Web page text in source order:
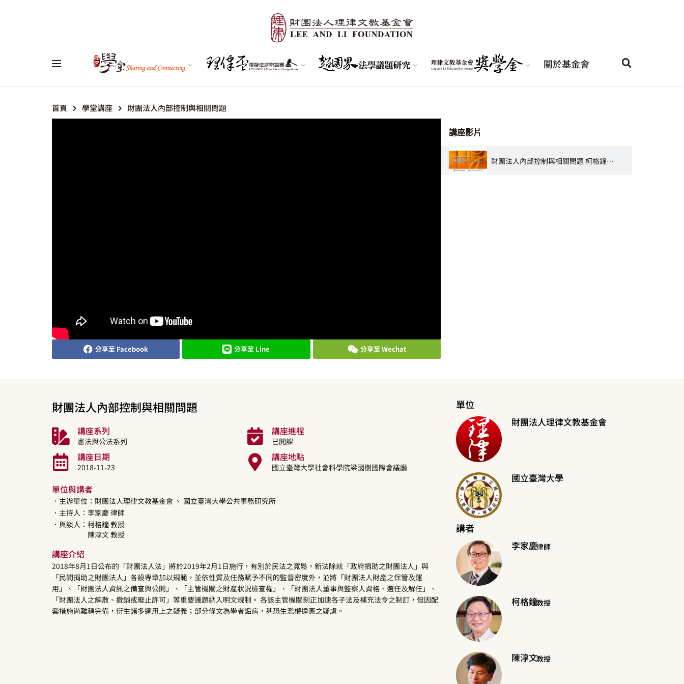
關於基金會
首頁 學堂講座 財團法人內部控制與相關問題
講座影片
財團法人內部控制與相關問題 柯格鐘副教授、陳淳文教授
分享至 Facebook 分享至 Line 分享至 Wechat
財團法人內部控制與相關問題
講座系列
憲法與公法系列
講座進程
已開課
講座日期
2018-11-23
講座地點
國立臺灣大學社會科學院梁國樹國際會議廳
單位與講者
．主辦單位：財團法人理律文教基金會 、 國立臺灣大學公共事務研究所
．主持人： 李家慶律師
．與談人： 柯格鐘教授
陳淳文教授
講座介紹
2018年8月1日公布的「財團法人法」將於2019年2月1日施行，有別於民法之寬鬆，新法除就「政府捐助之財團法人」與
「民間捐助之財團法人」各設專章加以規範，並依性質及任務賦予不同的監督密度外，並將「財團法人財產之保管及運
用」、「財團法人資訊之備查與公開」、「主管機關之財產狀況檢查權」、「財團法人董事與監察人資格、選任及解任」、
「財團法人之解散、撤銷或廢止許可」等重要議題納入明文規制。 各該主管機關刻正加速各子法及補充法令之制訂，但因配
套措施尚難稱完備，衍生諸多適用上之疑義；部分條文為學者詬病，甚恐生濫權違憲之疑慮。
單位
財團法人理律文教基金會
國立臺灣大學
講者
李家慶律師
柯格鐘教授
陳淳文教授